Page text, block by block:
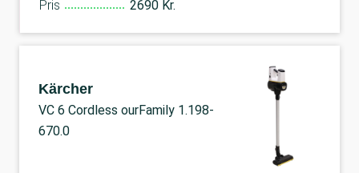
Pris 2690 Kr.
Kärcher
VC 6 Cordless ourFamily 1.198-
670.0